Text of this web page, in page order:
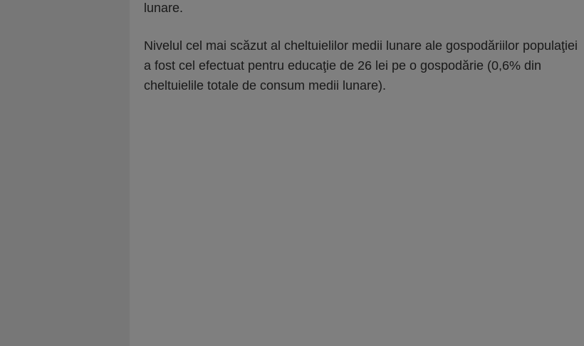
lunare.
Nivelul cel mai scăzut al cheltuielilor medii lunare ale gospodăriilor populaţiei
a fost cel efectuat pentru educaţie de 26 lei pe o gospodărie (0,6% din
cheltuielile totale de consum medii lunare).